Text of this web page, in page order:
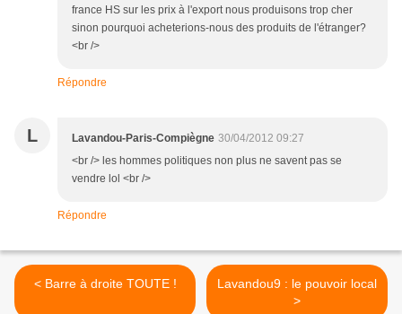
france HS sur les prix à l'export nous produisons trop cher
sinon pourquoi acheterions-nous des produits de l'étranger?
<br />
Répondre
L Lavandou-Paris-Compiègne 30/04/2012 09:27
<br /> les hommes politiques non plus ne savent pas se
vendre lol <br />
Répondre
< Barre à droite TOUTE !
Lavandou9 : le pouvoir local
>